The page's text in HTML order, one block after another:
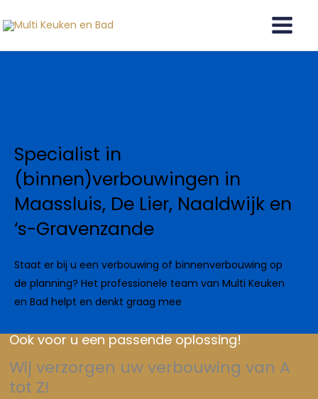
naar
Specialist in
(binnen)verbouwingen in
Maassluis, De Lier, Naaldwijk en
‘s-Gravenzande
Staat er bij u een verbouwing of binnenverbouwing op
de planning? Het professionele team van Multi Keuken
en Bad helpt en denkt graag mee
Ook voor u een passende oplossing!
Wij verzorgen uw verbouwing van A
tot Z!